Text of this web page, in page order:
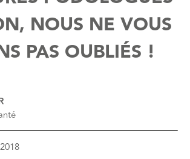
NOUS NE VOUS
PAS OUBLIÉS !